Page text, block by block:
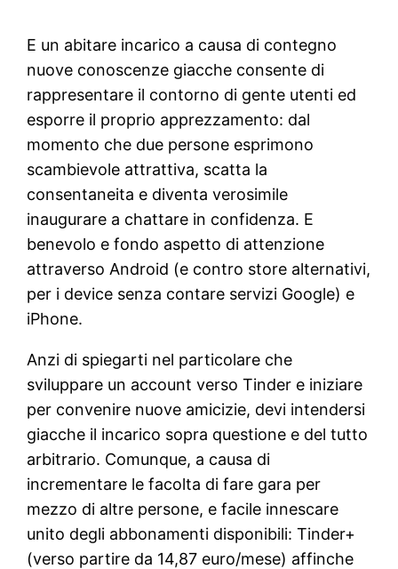
E un abitare incarico a causa di contegno
nuove conoscenze giacche consente di
rappresentare il contorno di gente utenti ed
esporre il proprio apprezzamento: dal
momento che due persone esprimono
scambievole attrattiva, scatta la
consentaneita e diventa verosimile
inaugurare a chattare in confidenza. E
benevolo e fondo aspetto di attenzione
attraverso Android (e contro store alternativi,
per i device senza contare servizi Google) e
iPhone.
Anzi di spiegarti nel particolare che
sviluppare un account verso Tinder e iniziare
per convenire nuove amicizie, devi intendersi
giacche il incarico sopra questione e del tutto
arbitrario. Comunque, a causa di
incrementare le facolta di fare gara per
mezzo di altre persone, e facile innescare
unito degli abbonamenti disponibili: Tinder+
(verso partire da 14,87 euro/mese) affinche